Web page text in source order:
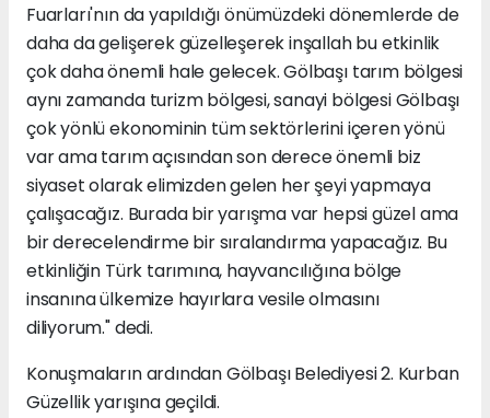
Fuarları'nın da yapıldığı önümüzdeki dönemlerde de
daha da gelişerek güzelleşerek inşallah bu etkinlik
çok daha önemli hale gelecek. Gölbaşı tarım bölgesi
aynı zamanda turizm bölgesi, sanayi bölgesi Gölbaşı
çok yönlü ekonominin tüm sektörlerini içeren yönü
var ama tarım açısından son derece önemli biz
siyaset olarak elimizden gelen her şeyi yapmaya
çalışacağız. Burada bir yarışma var hepsi güzel ama
bir derecelendirme bir sıralandırma yapacağız. Bu
etkinliğin Türk tarımına, hayvancılığına bölge
insanına ülkemize hayırlara vesile olmasını
diliyorum." dedi.
Konuşmaların ardından Gölbaşı Belediyesi 2. Kurban
Güzellik yarışına geçildi.